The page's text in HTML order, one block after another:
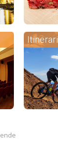
Itinerari